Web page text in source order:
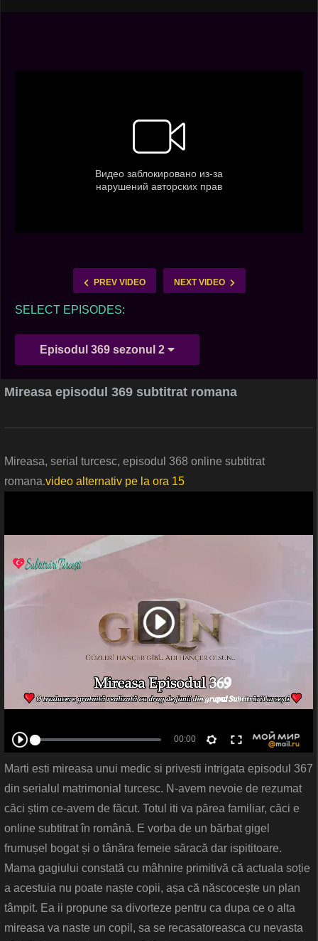
PREV VIDEO NEXT VIDEO
SELECT EPISODES:
Episodul 369 sezonul 2
Mireasa episodul 369 subtitrat romana
Mireasa, serial turcesc, episodul 368 online subtitrat
romana.video alternativ pe la ora 15
Marti esti mireasa unui medic si privesti intrigata episodul 367
din serialul matrimonial turcesc. N-avem nevoie de rezumat
căci știm ce-avem de făcut. Totul iti va părea familiar, căci e
online subtitrat în română. E vorba de un bărbat gigel
frumușel bogat și o tânăra femeie săracă dar ispititoare.
Mama gagiului constată cu mâhnire primitivă că actuala soție
a acestuia nu poate naște copii, așa că născocește un plan
tâmpit. Ea ii propune sa divorteze pentru ca dupa ce o alta
mireasa va naste un copil, sa se recasatoreasca cu nevasta